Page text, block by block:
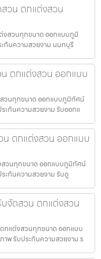
สวน ตกแต่งสวน
งสวนทุกขนาด ออกแบบภูมิ
กันความสวยงาม นนทบุรี
ตกแต่งสวน ออกแบบ
วนทุกขนาด ออกแบบภูมิทัศน์
ะกันความสวยงาม รับออกแ
น ตกแต่งสวน ออกแบบ
สวนทุกขนาด ออกแบบภูมิทัศน์
ะกันความสวยงาม รับดู
จัดสวน ตกแต่งสวน
กแต่งสวนทุกขนาด ออกแบบ
พ รับประกันความสวยงาม ร